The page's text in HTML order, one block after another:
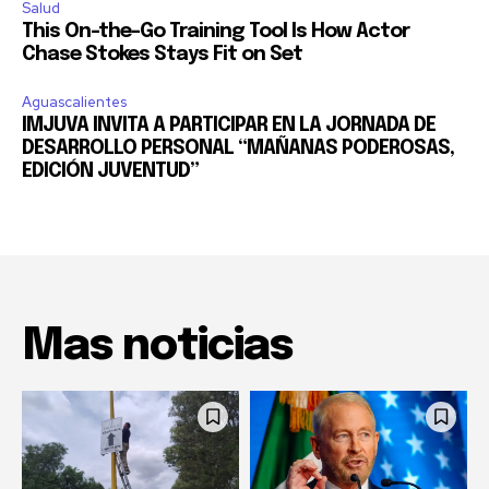
Salud
This On-the-Go Training Tool Is How Actor
Chase Stokes Stays Fit on Set
Aguascalientes
IMJUVA INVITA A PARTICIPAR EN LA JORNADA DE
DESARROLLO PERSONAL “MAÑANAS PODEROSAS,
EDICIÓN JUVENTUD”
Mas noticias